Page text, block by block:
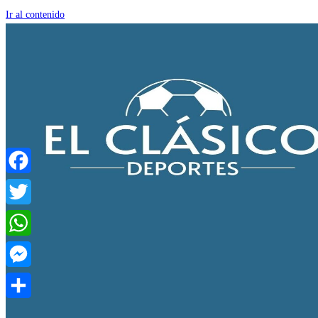
Ir al contenido
Facebook
Twitter
WhatsApp
Messenger